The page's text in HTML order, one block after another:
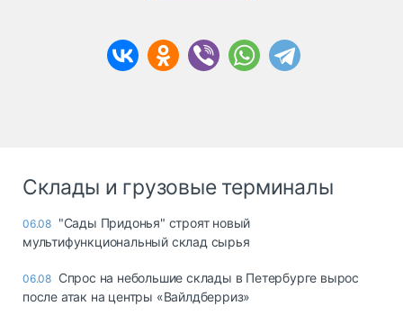
Склады и грузовые терминалы
06.08 "Сады Придонья" строят новый
мультифункциональный склад сырья
06.08 Спрос на небольшие склады в Петербурге вырос
после атак на центры «Вайлдберриз»